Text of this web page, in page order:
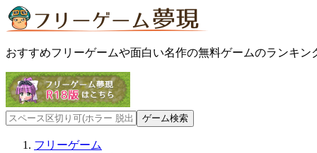
おすすめフリーゲームや面白い名作の無料ゲームのランキン
フリーゲーム